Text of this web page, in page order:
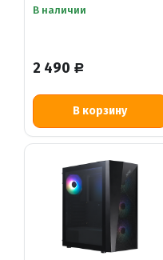
В наличии
2 490 Р
В корзину